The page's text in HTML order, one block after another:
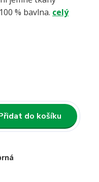
% bavlna. celý
do košíku